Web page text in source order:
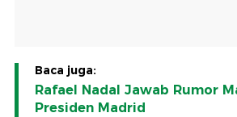
Baca juga:
Rafael Nadal Jawab Rumor
Presiden Madrid